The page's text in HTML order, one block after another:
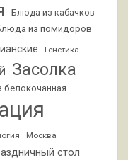
Блюда из кабачков
из помидоров
Генетика
Засолка
белокочанная
Москва
стол